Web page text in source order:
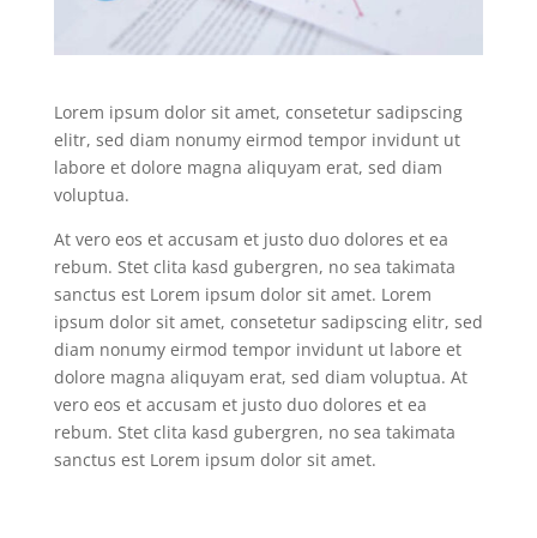
Lorem ipsum dolor sit amet, consetetur sadipscing
elitr, sed diam nonumy eirmod tempor invidunt ut
labore et dolore magna aliquyam erat, sed diam
voluptua.
At vero eos et accusam et justo duo dolores et ea
rebum. Stet clita kasd gubergren, no sea takimata
sanctus est Lorem ipsum dolor sit amet. Lorem
ipsum dolor sit amet, consetetur sadipscing elitr, sed
diam nonumy eirmod tempor invidunt ut labore et
dolore magna aliquyam erat, sed diam voluptua. At
vero eos et accusam et justo duo dolores et ea
rebum. Stet clita kasd gubergren, no sea takimata
sanctus est Lorem ipsum dolor sit amet.